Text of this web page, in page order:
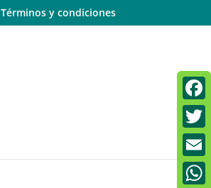
Términos y condiciones
Email